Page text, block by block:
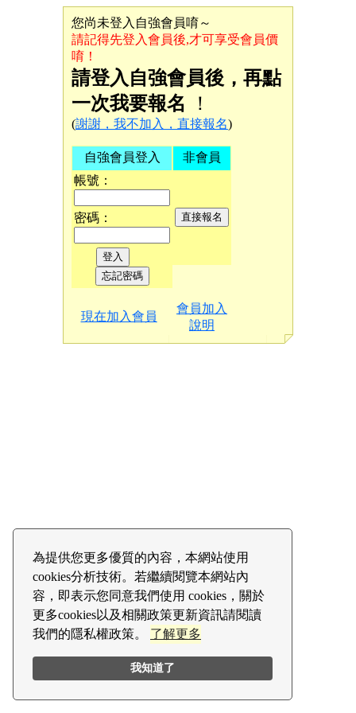
為提供您更多優質的內容，本網站使用
cookies分析技術。若繼續閱覽本網站內
容，即表示您同意我們使用 cookies，關於
更多cookies以及相關政策更新資訊請閱讀
我們的隱私權政策。 了解更多
我知道了
您尚未登入自強會員唷～
請記得先登入會員後,才可享受會員價
唷！
請登入自強會員後，再點
一次我要報名
！
(謝謝，我不加入，直接報名)
自強會員登入
帳號：
密碼：
非會員
現在加入會員
會員加入
說明